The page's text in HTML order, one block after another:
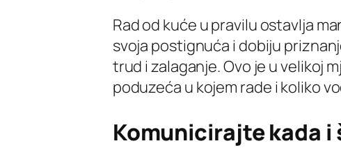
Rad od kuće u pravilu ostavlja
svoja postignuća i dobiju
trud i zalaganje. Ovo je u velikoj
poduzeća u kojem rade i koliko
Komunicirajte kada i